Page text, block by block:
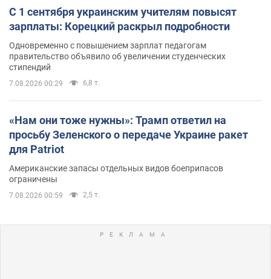
С 1 сентября украинским учителям повысят
зарплаты: Корецкий раскрыл подробности
Одновременно с повышением зарплат педагогам
правительство объявило об увеличении студенческих
стипендий
7.08.2026 00:29 6,8 т.
«Нам они тоже нужны»: Трамп ответил на
просьбу Зеленского о передаче Украине ракет
для Patriot
Американские запасы отдельных видов боеприпасов
ограничены
7.08.2026 00:59 2,5 т.